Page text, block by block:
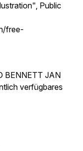
Public
free-
BENNETT JAN
verfügbares